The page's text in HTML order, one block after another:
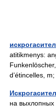
atitikmenys:
d’étincelles,
на выхлопных